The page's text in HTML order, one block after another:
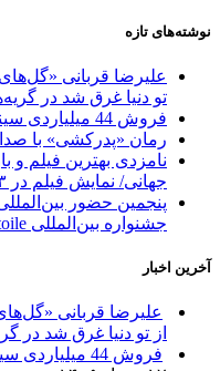
نوشته‌های تازه
علیرضا قربانی «گل‌های
تو دنیا غرق شد در
فروش 44 میلیاردی سینما در دومین هفته مرداد
رمان «پدرکشی» با
جهانی/ نمایش فیلم در ۳ جشنواره دیگر
پنجمین حضور
جشنواره بین‌المللی Cinétoile تونس
آخرین اخبار
علیرضا قربانی
از تو دنیا غرق شد در
فروش 44 میلیاردی سینما در دومین هفته مرداد